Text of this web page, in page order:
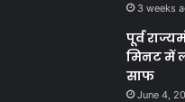
3 weeks
पूर्व
मिनट में
साफ
June 4,